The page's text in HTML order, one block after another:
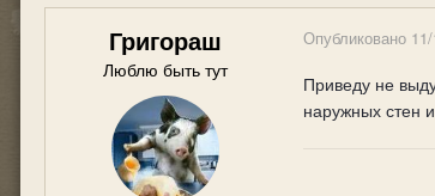
Григораш
Люблю быть тут
Опубликовано
Приведу не
наружных стен